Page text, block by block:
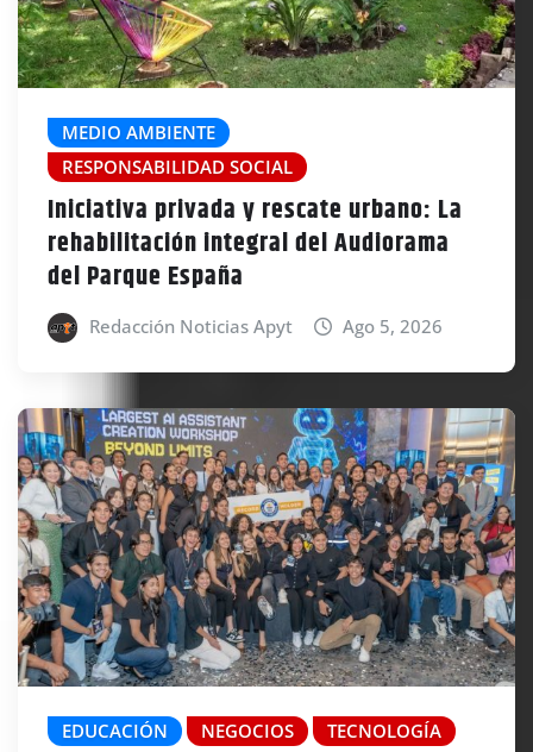
MEDIO AMBIENTE
RESPONSABILIDAD SOCIAL
Iniciativa privada y rescate urbano: La
rehabilitación integral del Audiorama
del Parque España
Redacción Noticias Apyt Ago 5, 2026
EDUCACIÓN NEGOCIOS TECNOLOGÍA